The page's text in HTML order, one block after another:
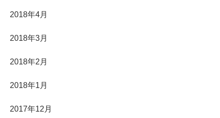
2018年4月
2018年3月
2018年2月
2018年1月
2017年12月